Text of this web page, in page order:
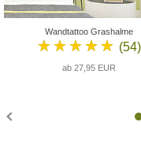
Wandtattoo Grashalme
★★★★★ (54)
ab 27,95 EUR